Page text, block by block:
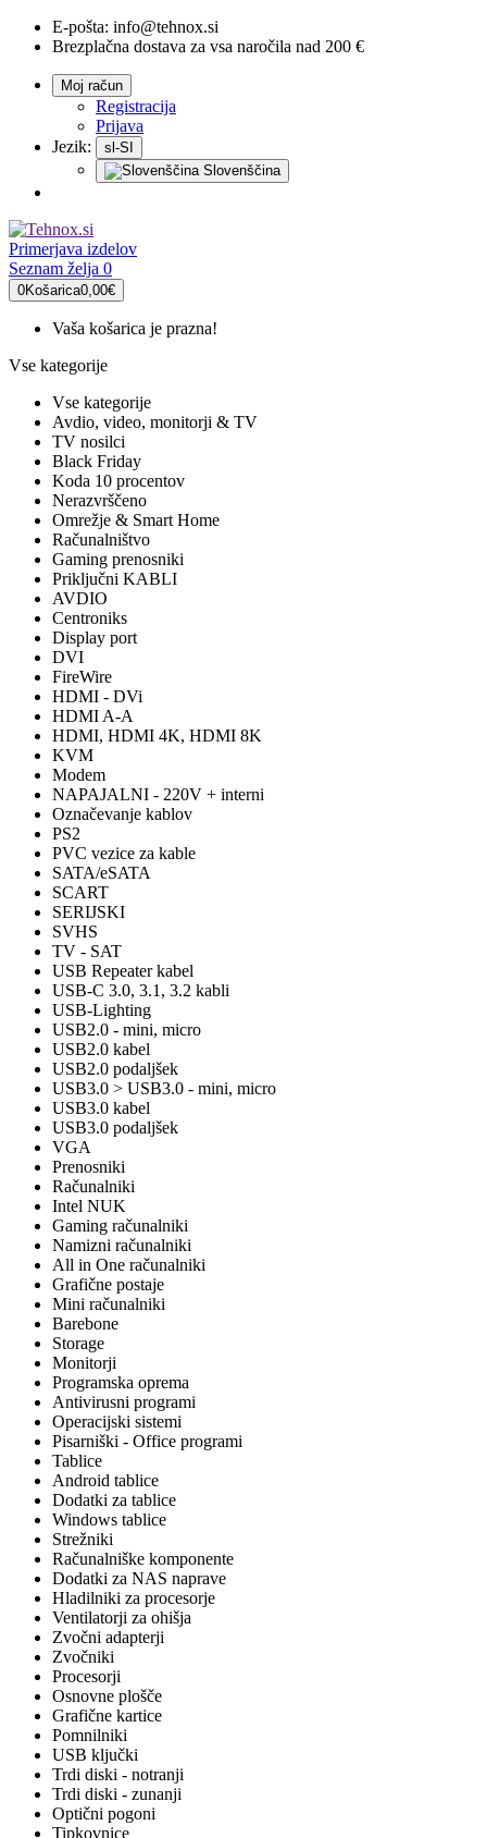
E-pošta: info@tehnox.si
Brezplačna dostava za vsa naročila nad 200 €
Moj račun
Registracija
Prijava
Jezik:
sl-SI
Slovenščina
Primerjava izdelov
Seznam želja 0
0Košarica0,00€
Vaša košarica je prazna!
Vse kategorije
Vse kategorije
Avdio, video, monitorji & TV
TV nosilci
Black Friday
Koda 10 procentov
Nerazvrščeno
Omrežje & Smart Home
Računalništvo
Gaming prenosniki
Priključni KABLI
AVDIO
Centroniks
Display port
DVI
FireWire
HDMI - DVi
HDMI A-A
HDMI, HDMI 4K, HDMI 8K
KVM
Modem
NAPAJALNI - 220V + interni
Označevanje kablov
PS2
PVC vezice za kable
SATA/eSATA
SCART
SERIJSKI
SVHS
TV - SAT
USB Repeater kabel
USB-C 3.0, 3.1, 3.2 kabli
USB-Lighting
USB2.0 - mini, micro
USB2.0 kabel
USB2.0 podaljšek
USB3.0 > USB3.0 - mini, micro
USB3.0 kabel
USB3.0 podaljšek
VGA
Prenosniki
Računalniki
Intel NUK
Gaming računalniki
Namizni računalniki
All in One računalniki
Grafične postaje
Mini računalniki
Barebone
Storage
Monitorji
Programska oprema
Antivirusni programi
Operacijski sistemi
Pisarniški - Office programi
Tablice
Android tablice
Dodatki za tablice
Windows tablice
Strežniki
Računalniške komponente
Dodatki za NAS naprave
Hladilniki za procesorje
Ventilatorji za ohišja
Zvočni adapterji
Zvočniki
Procesorji
Osnovne plošče
Grafične kartice
Pomnilniki
USB ključki
Trdi diski - notranji
Trdi diski - zunanji
Optični pogoni
Tipkovnice